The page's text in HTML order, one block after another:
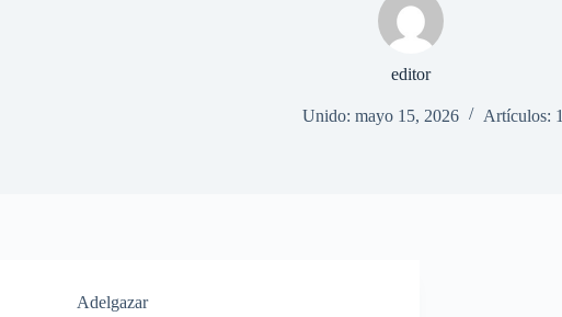
editor
Unido: mayo 15, 2026 Artículos: 1
Adelgazar